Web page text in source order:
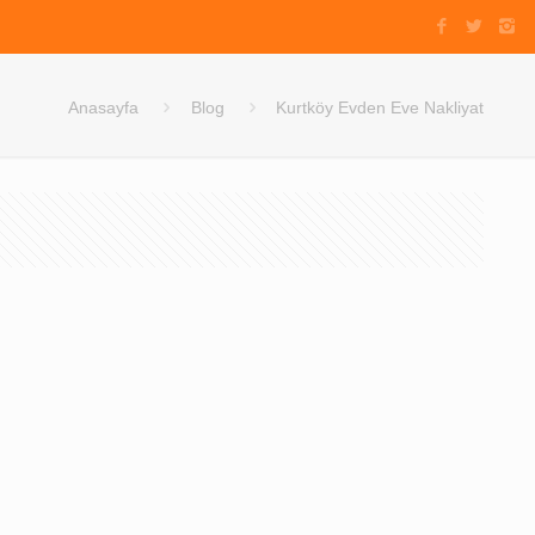
Anasayfa Blog Kurtköy Evden Eve Nakliyat